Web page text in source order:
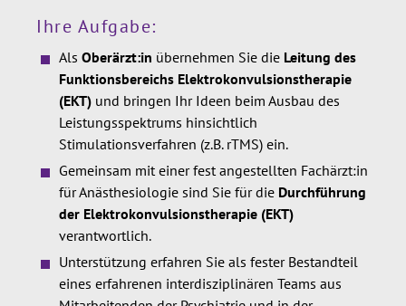
Ihre Aufgabe:
Als Oberärzt:in übernehmen Sie die Leitung des
Funktionsbereichs Elektrokonvulsionstherapie
(EKT) und bringen Ihr Ideen beim Ausbau des
Leistungsspektrums hinsichtlich
Stimulationsverfahren (z.B. rTMS) ein.
Gemeinsam mit einer fest angestellten Fachärzt:in
für Anästhesiologie sind Sie für die Durchführung
der Elektrokonvulsionstherapie (EKT)
verantwortlich.
Unterstützung erfahren Sie als fester Bestandteil
eines erfahrenen interdisziplinären Teams aus